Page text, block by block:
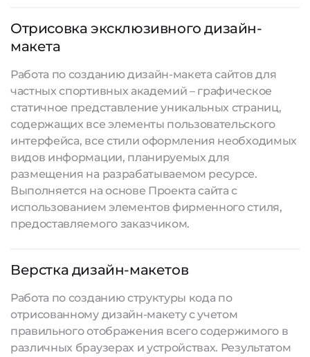
Отрисовка эксклюзивного дизайн-
макета
Работа по созданию дизайн-макета сайтов для
частных спортивных академий – графическое
статичное представление уникальных страниц,
содержащих все элементы пользовательского
интерфейса, все стили оформления необходимых
видов информации, планируемых для
размещения на разрабатываемом ресурсе.
Выполняется на основе Проекта сайта с
использованием элементов фирменного стиля,
предоставляемого заказчиком.
Верстка дизайн-макетов
Работа по созданию структуры кода по
отрисованному дизайн-макету с учетом
правильного отображения всего содержимого в
различных браузерах и устройствах. Результатом